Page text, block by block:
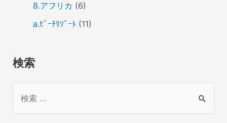
8.アフリカ (6)
a.ﾋﾞｰﾁﾘｿﾞｰﾄ (11)
検索